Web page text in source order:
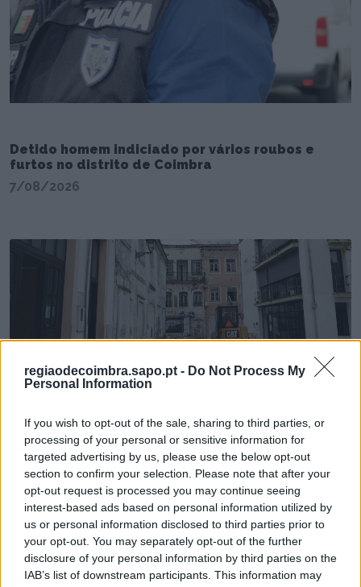
regiaodecoimbra.sapo.pt - Do Not Process My
Personal Information
If you wish to opt-out of the sale, sharing to third parties, or
processing of your personal or sensitive information for
targeted advertising by us, please use the below opt-out
section to confirm your selection. Please note that after your
opt-out request is processed you may continue seeing
interest-based ads based on personal information utilized by
us or personal information disclosed to third parties prior to
your opt-out. You may separately opt-out of the further
disclosure of your personal information by third parties on the
IAB’s list of downstream participants. This information may
Detido homem indiciado por vários roubos e
furtos no distrito de Coimbra
7/08/2026
6/08/2026